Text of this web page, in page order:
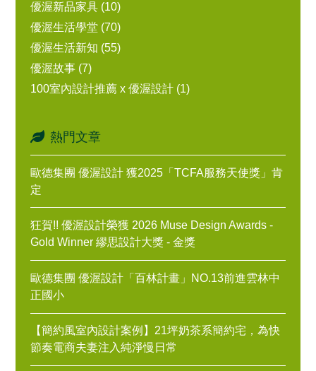
優渥新品家具 (10)
優渥生活學堂 (70)
優渥生活新知 (55)
優渥故事 (7)
100室內設計推薦 x 優渥設計 (1)
熱門文章
歐德集團 優渥設計 獲2025「TCFA服務天使獎」肯
定
狂賀!! 優渥設計榮獲 2026 Muse Design Awards -
Gold Winner 繆思設計大獎 - 金獎
歐德集團 優渥設計「百林計畫」NO.13前進雲林中
正國小
【簡約風室內設計案例】21坪奶茶系簡約宅，為快
節奏電商夫妻注入純淨慢日常